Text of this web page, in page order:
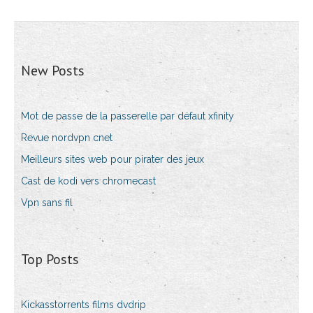
New Posts
Mot de passe de la passerelle par défaut xfinity
Revue nordvpn cnet
Meilleurs sites web pour pirater des jeux
Cast de kodi vers chromecast
Vpn sans fil
Top Posts
Kickasstorrents films dvdrip